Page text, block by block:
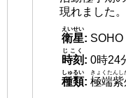
現れました。
衛星
えいせい
: SOHO
時刻
じこく
: 0時24
種類
しゅるい
: 極端紫
きょくたんし